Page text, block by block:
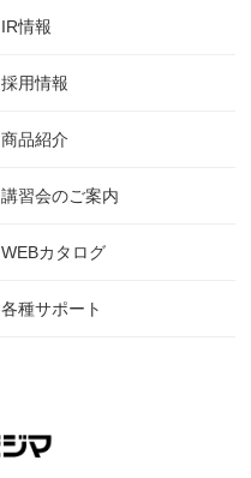
IR情報
採用情報
商品紹介
講習会のご案内
WEBカタログ
各種サポート